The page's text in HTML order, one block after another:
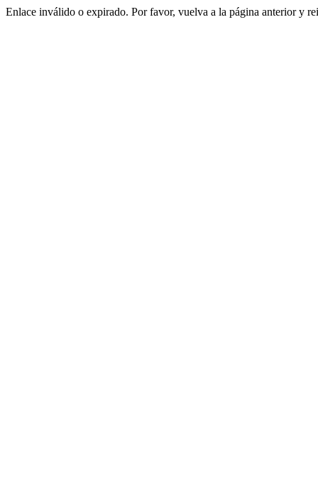
Enlace inválido o expirado. Por favor, vuelva a la página anterior y